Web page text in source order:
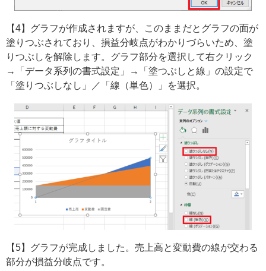
【4】グラフが作成されますが、このままだとグラフの面が
塗りつぶされており、損益分岐点がわかりづらいため、塗
りつぶしを解除します。グラフ部分を選択して右クリック
→「データ系列の書式設定」→「塗つぶしと線」の設定で
「塗りつぶしなし」／「線（単色）」を選択。
【5】グラフが完成しました。売上高と変動費の線が交わる
部分が損益分岐点です。